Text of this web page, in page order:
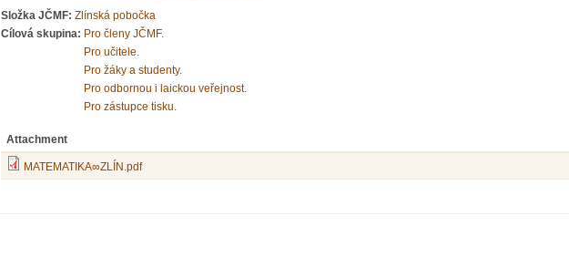
Složka JČMF: Zlínská pobočka
Cílová skupina: Pro členy JČMF.
Pro učitele.
Pro žáky a studenty.
Pro odbornou i laickou veřejnost.
Pro zástupce tisku.
Attachment
MATEMATIKA∞ZLÍN.pdf